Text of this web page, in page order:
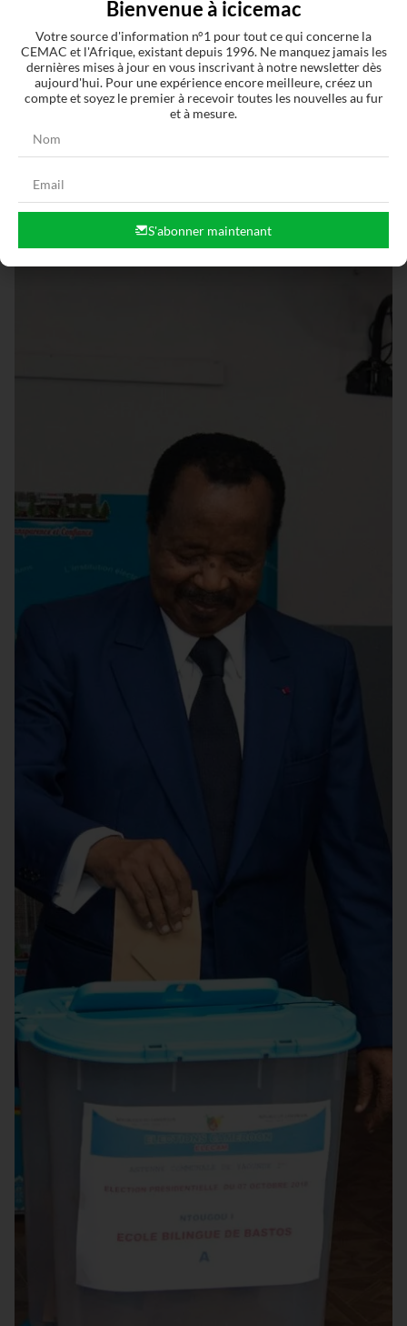
Articles similaires
Bienvenue à icicemac
Votre source d'information n°1 pour tout ce qui concerne la
CEMAC et l'Afrique, existant depuis 1996. Ne manquez jamais les
dernières mises à jour en vous inscrivant à notre newsletter dès
aujourd'hui. Pour une expérience encore meilleure, créez un
compte et soyez le premier à recevoir toutes les nouvelles au fur
et à mesure.
S'abonner maintenant